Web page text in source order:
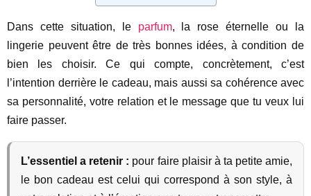
Dans cette situation, le parfum, la rose éternelle ou la
lingerie peuvent être de très bonnes idées, à condition de
bien les choisir. Ce qui compte, concrètement, c’est
l’intention derrière le cadeau, mais aussi sa cohérence avec
sa personnalité, votre relation et le message que tu veux lui
faire passer.
L’essentiel a retenir : pour faire plaisir à ta petite amie,
le bon cadeau est celui qui correspond à son style, à